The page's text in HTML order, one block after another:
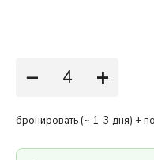
− +
бронировать (~ 1-3 дня) +